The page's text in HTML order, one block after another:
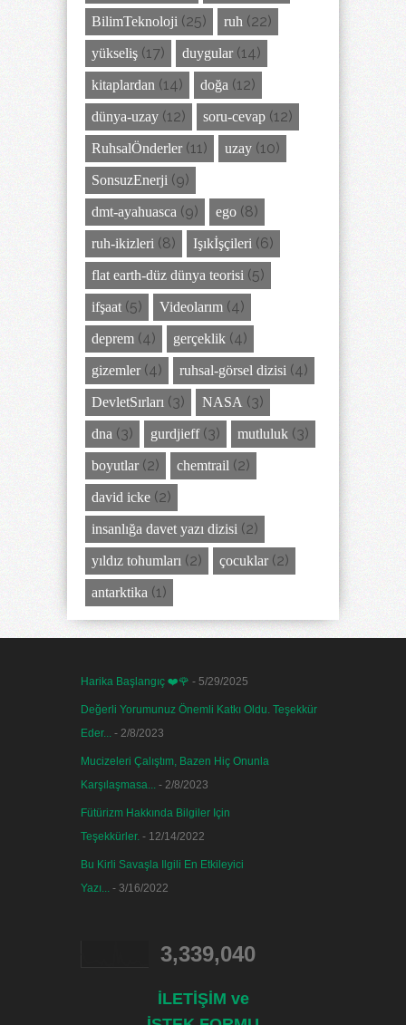
BilimTeknoloji (25) ruh (22)
yükseliş (17) duygular (14)
kitaplardan (14) doğa (12)
dünya-uzay (12) soru-cevap (12)
RuhsalÖnderler (11) uzay (10)
SonsuzEnerji (9)
dmt-ayahuasca (9) ego (8)
ruh-ikizleri (8) Işıkİşçileri (6)
flat earth-düz dünya teorisi (5)
ifşaat (5) Videolarım (4)
deprem (4) gerçeklik (4)
gizemler (4) ruhsal-görsel dizisi (4)
DevletSırları (3) NASA (3)
dna (3) gurdjieff (3) mutluluk (3)
boyutlar (2) chemtrail (2)
david icke (2)
insanlığa davet yazı dizisi (2)
yıldız tohumları (2) çocuklar (2)
antarktika (1)
Harika Başlangıç ❤️🌹 - 5/29/2025
Değerli Yorumunuz Önemli Katkı Oldu. Teşekkür
Eder...
- 2/8/2023
Mucizeleri Çalıştım, Bazen Hiç Onunla
Karşılaşmasa...
- 2/8/2023
Fütürizm Hakkında Bilgiler Için
Teşekkürler. - 12/14/2022
Bu Kirli Savaşla Ilgili En Etkileyici
Yazı...
- 3/16/2022
3,339,040
İLETİŞİM ve